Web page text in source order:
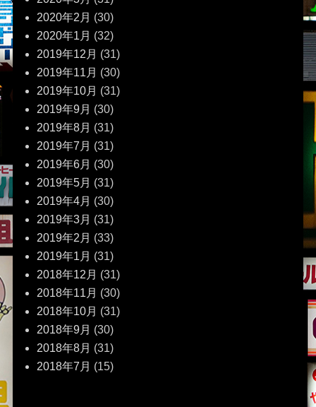
2020年2月 (30)
2020年1月 (32)
2019年12月 (31)
2019年11月 (30)
2019年10月 (31)
2019年9月 (30)
2019年8月 (31)
2019年7月 (31)
2019年6月 (30)
2019年5月 (31)
2019年4月 (30)
2019年3月 (31)
2019年2月 (33)
2019年1月 (31)
2018年12月 (31)
2018年11月 (30)
2018年10月 (31)
2018年9月 (30)
2018年8月 (31)
2018年7月 (15)